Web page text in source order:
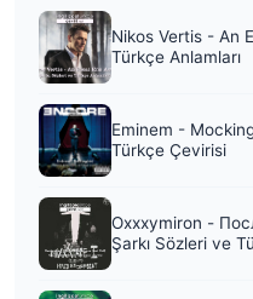
Nikos Vertis - An
Türkçe Anlamları
Eminem -
Türkçe Çevirisi
Oxxxymiron -
Şarkı Sözleri ve